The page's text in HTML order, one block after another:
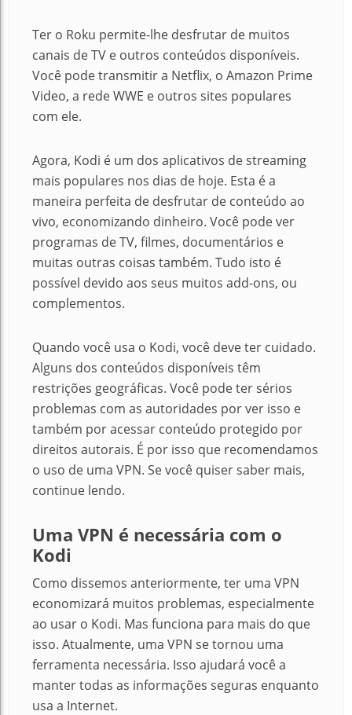
Ter o Roku permite-lhe desfrutar de muitos
canais de TV e outros conteúdos disponíveis.
Você pode transmitir a Netflix, o Amazon Prime
Video, a rede WWE e outros sites populares
com ele.
Agora, Kodi é um dos aplicativos de streaming
mais populares nos dias de hoje. Esta é a
maneira perfeita de desfrutar de conteúdo ao
vivo, economizando dinheiro. Você pode ver
programas de TV, filmes, documentários e
muitas outras coisas também. Tudo isto é
possível devido aos seus muitos add-ons, ou
complementos.
Quando você usa o Kodi, você deve ter cuidado.
Alguns dos conteúdos disponíveis têm
restrições geográficas. Você pode ter sérios
problemas com as autoridades por ver isso e
também por acessar conteúdo protegido por
direitos autorais. É por isso que recomendamos
o uso de uma VPN. Se você quiser saber mais,
continue lendo.
Uma VPN é necessária com o
Kodi
Como dissemos anteriormente, ter uma VPN
economizará muitos problemas, especialmente
ao usar o Kodi. Mas funciona para mais do que
isso. Atualmente, uma VPN se tornou uma
ferramenta necessária. Isso ajudará você a
manter todas as informações seguras enquanto
usa a Internet.